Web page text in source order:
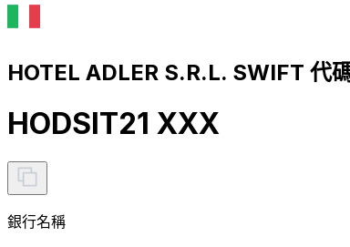
HOTEL ADLER S.R.L. SWIFT 代
HODSIT21 XXX
銀行名稱